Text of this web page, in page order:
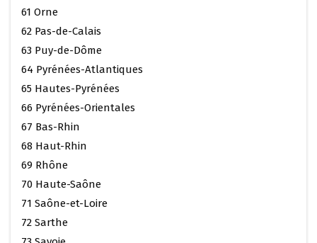
61 Orne
62 Pas-de-Calais
63 Puy-de-Dôme
64 Pyrénées-Atlantiques
65 Hautes-Pyrénées
66 Pyrénées-Orientales
67 Bas-Rhin
68 Haut-Rhin
69 Rhône
70 Haute-Saône
71 Saône-et-Loire
72 Sarthe